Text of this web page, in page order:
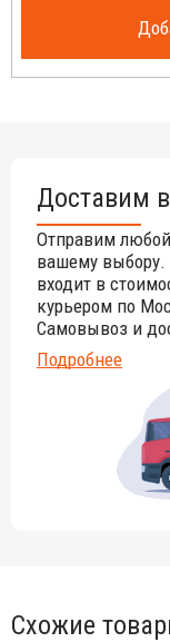
Доставим
Отправим
вашему выбору.
входит в
курьером по
Самовывоз и
Подробнее
Схожие